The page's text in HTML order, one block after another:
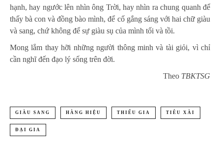
hạnh, hay ngước lên nhìn ông Trời, hay nhìn ra chung quanh để
thấy bà con và đồng bào mình, để cố gắng sáng với hai chữ giàu
và sang, chứ không để sự giàu sụ của mình tối và tồi.
Mong lắm thay hỡi những người thông minh và tài giỏi, vì chỉ
cần nghĩ đến đạo lý sống trên đời.
Theo TBKTSG
GIÀU SANG HÀNG HIỆU THIẾU GIA TIÊU XÀI
ĐẠI GIA